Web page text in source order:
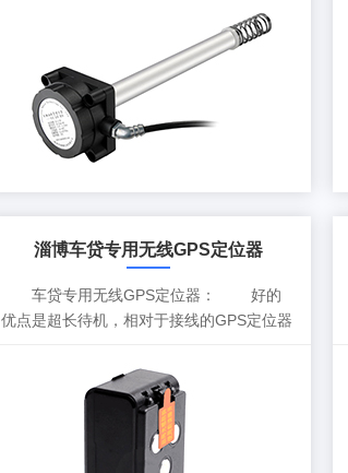
淄博车贷专用无线GPS定位器
车贷专用无线GPS定位器： 好的
优点是超长待机，相对于接线的GPS定位器